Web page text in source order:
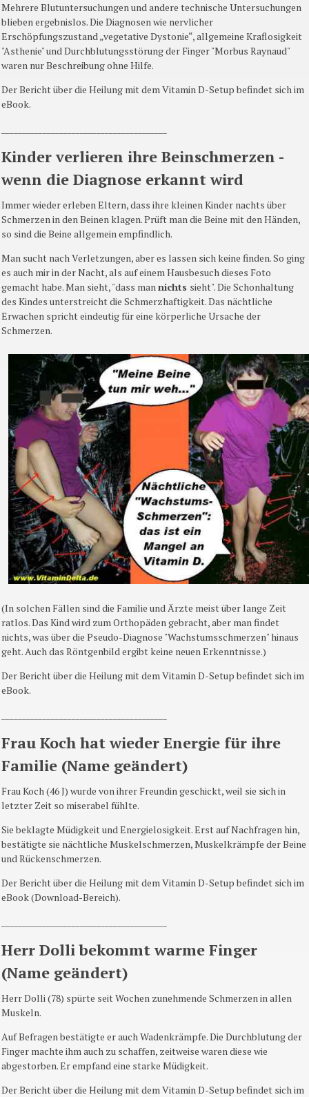
Mehrere Blutuntersuchungen und andere technische Untersuchungen
blieben ergebnislos. Die Diagnosen wie nervlicher
Erschöpfungszustand „vegetative Dystonie“, allgemeine Kraflosigkeit
"Asthenie" und Durchblutungsstörung der Finger "Morbus Raynaud"
waren nur Beschreibung ohne Hilfe.
Der Bericht über die Heilung mit dem Vitamin D-Setup befindet sich im
eBook.
Kinder verlieren ihre Beinschmerzen -
wenn die Diagnose erkannt wird
Immer wieder erleben Eltern, dass ihre kleinen Kinder nachts über
Schmerzen in den Beinen klagen. Prüft man die Beine mit den Händen,
so sind die Beine allgemein empfindlich.
Man sucht nach Verletzungen, aber es lassen sich keine finden. So ging
es auch mir in der Nacht, als auf einem Hausbesuch dieses Foto
gemacht habe. Man sieht, "dass mannichts sieht". Die Schonhaltung
des Kindes unterstreicht die Schmerzhaftigkeit. Das nächtliche
Erwachen spricht eindeutig für eine körperliche Ursache der
Schmerzen.
(In solchen Fällen sind die Familie und Ärzte meist über lange Zeit
ratlos. Das Kind wird zum Orthopäden gebracht, aber man findet
nichts, was über die Pseudo-Diagnose "Wachstumsschmerzen" hinaus
geht. Auch das Röntgenbild ergibt keine neuen Erkenntnisse.)
Der Bericht über die Heilung mit dem Vitamin D-Setup befindet sich im
eBook.
Frau Koch hat wieder Energie für ihre
Familie (Name geändert)
Frau Koch (46 J) wurde von ihrer Freundin geschickt, weil sie sich in
letzter Zeit so miserabel fühlte.
Sie beklagte Müdigkeit und Energielosigkeit. Erst auf Nachfragen hin,
bestätigte sie nächtliche Muskelschmerzen, Muskelkrämpfe der Beine
und Rückenschmerzen.
Der Bericht über die Heilung mit dem Vitamin D-Setup befindet sich im
eBook (Download-Bereich).
Herr Dolli bekommt warme Finger
(Name geändert)
Herr Dolli (78) spürte seit Wochen zunehmende Schmerzen in allen
Muskeln.
Auf Befragen bestätigte er auch Wadenkrämpfe. Die Durchblutung der
Finger machte ihm auch zu schaffen, zeitweise waren diese wie
abgestorben. Er empfand eine starke Müdigkeit.
Der Bericht über die Heilung mit dem Vitamin D-Setup befindet sich im